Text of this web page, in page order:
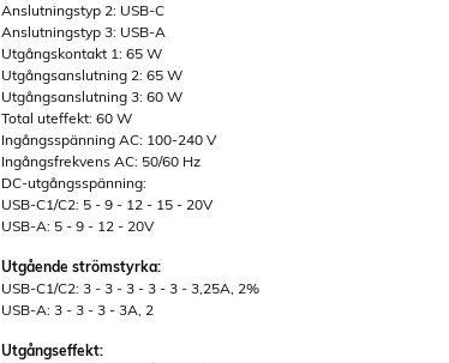
Anslutningstyp 2: USB-C
Anslutningstyp 3: USB-A
Utgångskontakt 1: 65 W
Utgångsanslutning 2: 65 W
Utgångsanslutning 3: 60 W
Total uteffekt: 60 W
Ingångsspänning AC: 100-240 V
Ingångsfrekvens AC: 50/60 Hz
DC-utgångsspänning:
USB-C1/C2: 5 - 9 - 12 - 15 - 20V
USB-A: 5 - 9 - 12 - 20V
Utgående strömstyrka:
USB-C1/C2: 3 - 3 - 3 - 3 - 3 - 3,25A, 2%
USB-A: 3 - 3 - 3 - 3A, 2
Utgångseffekt: